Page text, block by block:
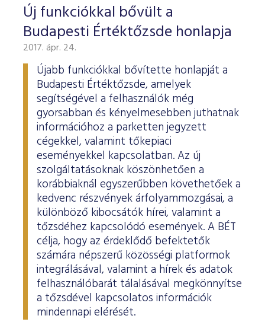
Új funkciókkal bővült a
Budapesti Értéktőzsde honlapja
2017. ápr. 24.
Újabb funkciókkal bővítette honlapját a
Budapesti Értéktőzsde, amelyek
segítségével a felhasználók még
gyorsabban és kényelmesebben juthatnak
információhoz a parketten jegyzett
cégekkel, valamint tőkepiaci
eseményekkel kapcsolatban. Az új
szolgáltatásoknak köszönhetően a
korábbiaknál egyszerűbben követhetőek a
kedvenc részvények árfolyammozgásai, a
különböző kibocsátók hírei, valamint a
tőzsdéhez kapcsolódó események. A BÉT
célja, hogy az érdeklődő befektetők
számára népszerű közösségi platformok
integrálásával, valamint a hírek és adatok
felhasználóbarát tálalásával megkönnyítse
a tőzsdével kapcsolatos információk
mindennapi elérését.